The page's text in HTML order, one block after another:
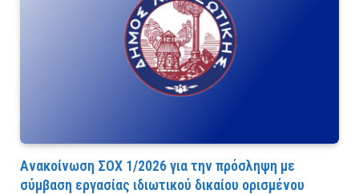
Ανακοίνωση ΣΟΧ 1/2026 για την πρόσληψη με
σύμβαση εργασίας ιδιωτικού δικαίου ορισμένου